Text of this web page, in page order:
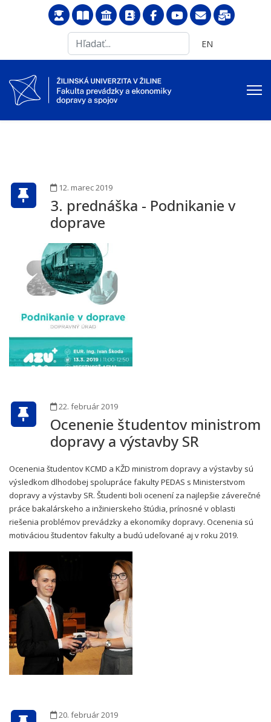
...
Vyberte váš jazyk
EN
12. marec 2019
3. prednáška - Podnikanie v
doprave
22. február 2019
Ocenenie študentov ministrom
dopravy a výstavby SR
Ocenenia študentov KCMD a KŽD ministrom dopravy a výstavby sú
výsledkom dlhodobej spolupráce fakulty PEDAS s Ministerstvom
dopravy a výstavby SR. Študenti boli ocenení za najlepšie záverečné
práce bakalárskeho a inžinierskeho štúdia, prínosné v oblasti
riešenia problémov prevádzky a ekonomiky dopravy. Ocenenia sú
motiváciou študentov fakulty a budú udeľované aj v roku 2019.
20. február 2019